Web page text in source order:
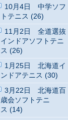
10月4日 中学ソフ
トテニス (26)
11月2日 全道選抜
インドアソフトテニ
ス (26)
1月25日 北海道イ
ンドアテニス (30)
3月22日 北海道百
歳会ソフトテニ
ス (14)